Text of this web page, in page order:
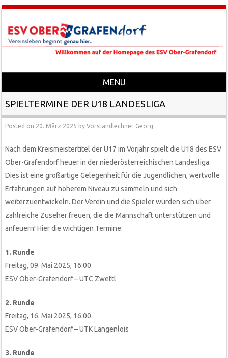
MENU
Skip to content
SPIELTERMINE DER U18 LANDESLIGA
Posted on 20. März 2025 byVorstandlechner Georg
Nach dem Kreismeistertitel der U17 im Vorjahr spielt die U18 des ESV
Ober-Grafendorf heuer in der niederösterreichischen Landesliga.
Dies ist eine großartige Gelegenheit für die Jugendlichen, wertvolle
Erfahrungen auf höherem Niveau zu sammeln und sich
weiterzuentwickeln. Der Verein und die Spieler würden sich über
zahlreiche Zuseher freuen, die die Mannschaft unterstützen und
anfeuern! Hier die wichtigen Termine:
1. Runde
Freitag, 09. Mai 2025, 16:00
ESV Ober-Grafendorf – UTC Zwettl
2. Runde
Freitag, 16. Mai 2025, 16:00
ESV Ober-Grafendorf – UTK Langenlois
3. Runde